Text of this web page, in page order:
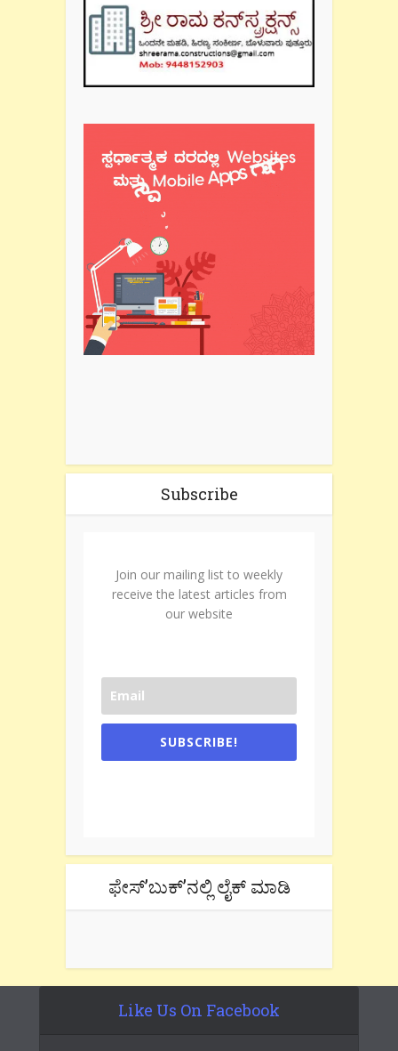
Subscribe
Join our mailing list to weekly
receive the latest articles from
our website
SUBSCRIBE!
ಫೇಸ್’ಬುಕ್’ನಲ್ಲಿ ಲೈಕ್ ಮಾಡಿ
Like Us On Facebook